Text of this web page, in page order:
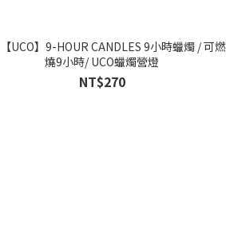
UCO】9-HOUR CANDLES 9小時蠟燭 / 可燃
燒9小時/ UCO蠟燭營燈
NT$270